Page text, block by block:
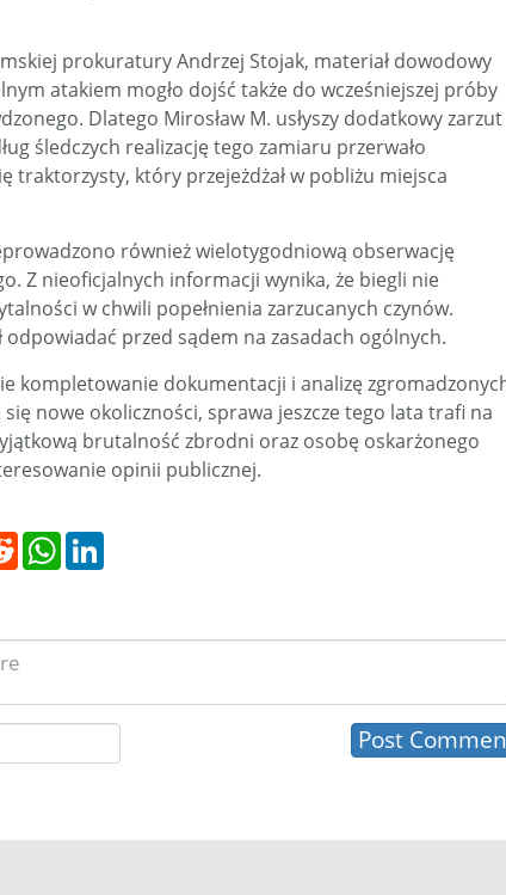
prokuratury Andrzej Stojak, materiał dowodowy
atakiem mogło dojść także do wcześniejszej próby
Dlatego Mirosław M. usłyszy dodatkowy zarzut
śledczych realizację tego zamiaru przerwało
traktorzysty, który przejeżdżał w pobliżu miejsca
również wielotygodniową obserwację
Z nieoficjalnych informacji wynika, że biegli nie
w chwili popełnienia zarzucanych czynów.
odpowiadać przed sądem na zasadach ogólnych.
kompletowanie dokumentacji i analizę
nowe okoliczności, sprawa jeszcze tego lata trafi na
brutalność zbrodni oraz osobę oskarżonego
opinii publicznej.
RedditWhatsApp